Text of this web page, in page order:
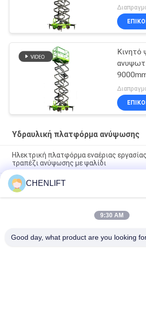
Κινητό
Υδραυλική πλατφόρμα ανύψωσης
Ηλεκτρική πλατφόρμα εναέριας
τραπέζι ανύψωσης με ψαλίδι
10m Υδραυλική πλατφόρμα ανύψωσης
αυτοκινούμενη ανύψωση με ψαλίδι με
450Kg φόρτωση
Υδραυλική πλατφόρμα ανύψωσης 10
CHENLIFT
9:30 AM
Good day, what product are you looking